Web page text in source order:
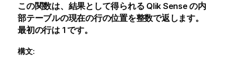
この関数は、結果として得られる Qlik Senseの内
部テーブルの現在の行の位置を整数で返します。
最初の行は 1 です。
構文: